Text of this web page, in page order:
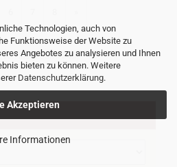
Technologien, auch von
Funktionsweise der Website zu
Angebotes zu analysieren und Ihnen
bieten zu können. Weitere
Datenschutzerklärung.
Akzeptieren
Informationen
insgesamt546)